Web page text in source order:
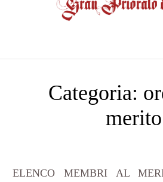
Categoria:
merito
ELENCO MEMBRI AL